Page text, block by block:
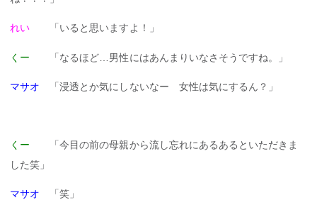
れい 「いると思いますよ！」
くー 「なるほど…男性にはあんまりいなさそうですね。」
マサオ 「浸透とか気にしないなー 女性は気にするん？」
くー
「今目の前の母親から流し忘れにあるあるといただきま
した笑」
マサオ 「笑」